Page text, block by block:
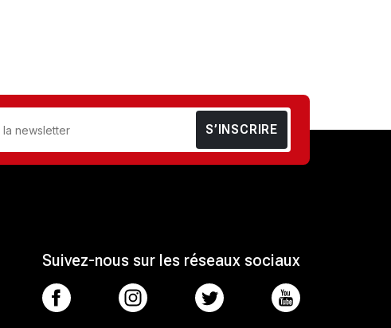
S’INSCRIRE
Suivez-nous sur les réseaux sociaux